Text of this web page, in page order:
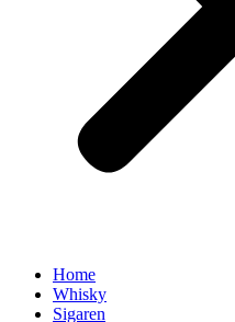
Home
Whisky
Sigaren